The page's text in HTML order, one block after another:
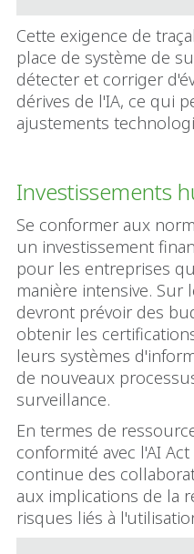
Cette exigence de
place de système de
détecter et corriger
dérives de l'IA, ce qui
ajustements
Investissements
Se conformer aux
un investissement
pour les entreprises
manière intensive. Sur
devront prévoir des
obtenir les
leurs systèmes
de nouveaux
surveillance.
En termes de
conformité avec l'AI
continue des
aux implications de la
risques liés à